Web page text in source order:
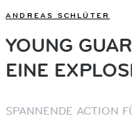
ANDREAS SCHLÜTER
YOUNG
EINE
SPANNENDE ACTION